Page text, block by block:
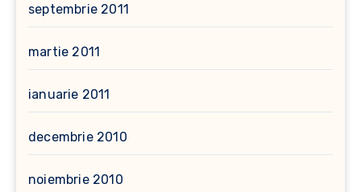
septembrie 2011
martie 2011
ianuarie 2011
decembrie 2010
noiembrie 2010